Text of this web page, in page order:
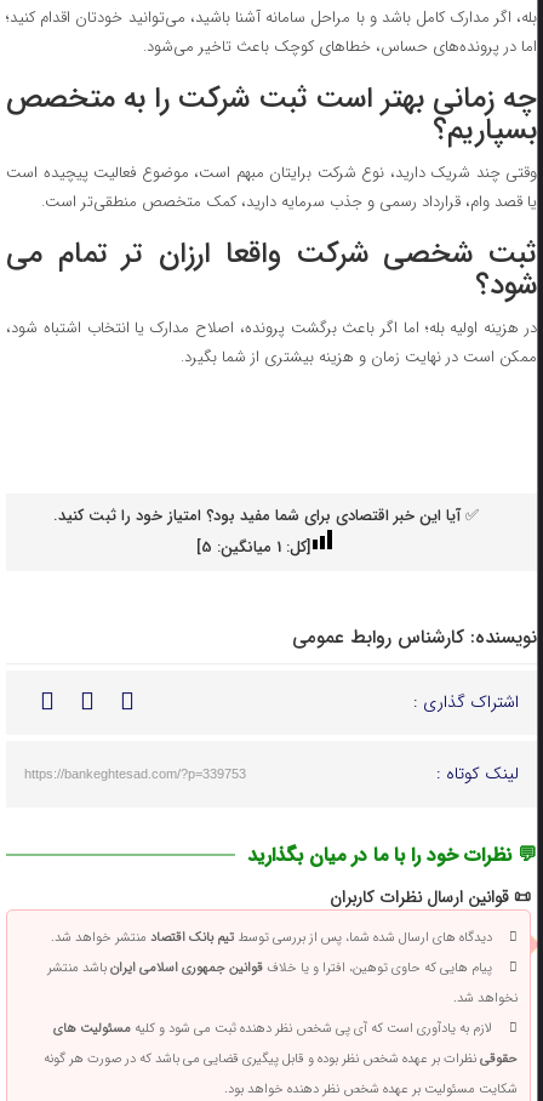
بله، اگر مدارک کامل باشد و با مراحل سامانه آشنا باشید، می‌توانید خودتان اقدام کنید؛
اما در پرونده‌های حساس، خطاهای کوچک باعث تاخیر می‌شود.
چه زمانی بهتر است ثبت شرکت را به متخصص
بسپاریم؟
وقتی چند شریک دارید، نوع شرکت برایتان مبهم است، موضوع فعالیت پیچیده است
یا قصد وام، قرارداد رسمی و جذب سرمایه دارید، کمک متخصص منطقی‌تر است.
ثبت شخصی شرکت واقعا ارزان تر تمام می
شود؟
در هزینه اولیه بله؛ اما اگر باعث برگشت پرونده، اصلاح مدارک یا انتخاب اشتباه شود،
ممکن است در نهایت زمان و هزینه بیشتری از شما بگیرد.
✅ آیا این خبر اقتصادی برای شما مفید بود؟ امتیاز خود را ثبت کنید.
[کل: میانگین: 5
]
نویسنده: کارشناس روابط عمومی
اشتراک گذاری :
لینک کوتاه : https://bankeghtesad.com/?p=339753
💬 نظرات خود را با ما در میان بگذارید
📜 قوانین ارسال نظرات کاربران
دیدگاه های ارسال شده شما، پس از بررسی توسطتیم بانک اقتصادمنتشر خواهد شد.
پیام هایی که حاوی توهین، افترا و یا خلافقوانین جمهوری اسلامی ایرانباشد منتشر
نخواهد شد.
لازم به یادآوری است که آی پی شخص نظر دهنده ثبت می شود و کلیهمسئولیت های
حقوقینظرات بر عهده شخص نظر بوده و قابل پیگیری قضایی می باشد که در صورت هر گونه
شکایت مسئولیت بر عهده شخص نظر دهنده خواهد بود.